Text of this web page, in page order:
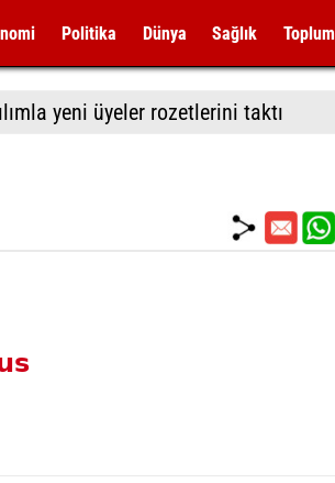
Politika Dünya Sağlık Toplum
yeni üyeler rozetlerini taktı